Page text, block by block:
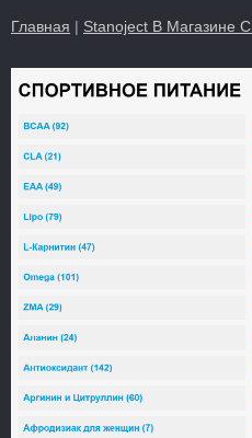
Главная | Stanoject В Магазине